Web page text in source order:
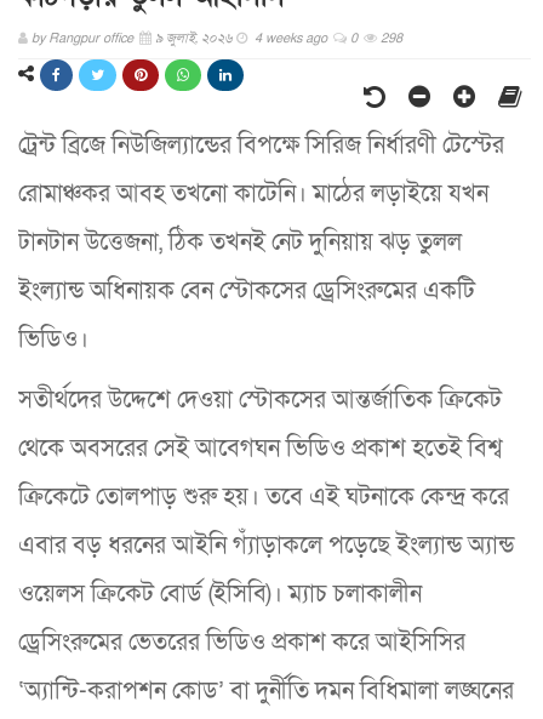
byRangpur office ৯ জুলাই, ২০২৬ 4 weeks ago 0 298
ট্রেন্ট ব্রিজে নিউজিল্যান্ডের বিপক্ষে সিরিজ নির্ধারণী টেস্টের
রোমাঞ্চকর আবহ তখনো কাটেনি। মাঠের লড়াইয়ে যখন
টানটান উত্তেজনা, ঠিক তখনই নেট দুনিয়ায় ঝড় তুলল
ইংল্যান্ড অধিনায়ক বেন স্টোকসের ড্রেসিংরুমের একটি
ভিডিও।
সতীর্থদের উদ্দেশে দেওয়া স্টোকসের আন্তর্জাতিক ক্রিকেট
থেকে অবসরের সেই আবেগঘন ভিডিও প্রকাশ হতেই বিশ্ব
ক্রিকেটে তোলপাড় শুরু হয়। তবে এই ঘটনাকে কেন্দ্র করে
এবার বড় ধরনের আইনি গ্যাঁড়াকলে পড়েছে ইংল্যান্ড অ্যান্ড
ওয়েলস ক্রিকেট বোর্ড (ইসিবি)। ম্যাচ চলাকালীন
ড্রেসিংরুমের ভেতরের ভিডিও প্রকাশ করে আইসিসির
‘অ্যান্টি-করাপশন কোড’ বা দুর্নীতি দমন বিধিমালা লঙ্ঘনের